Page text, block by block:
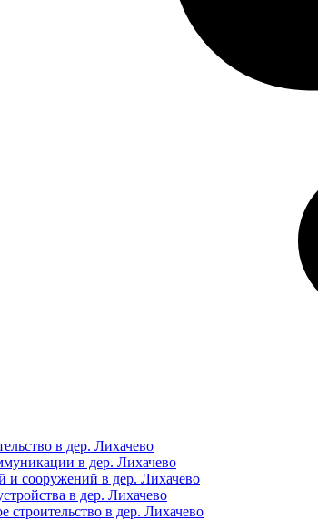
в дер. Лихачево
в дер. Лихачево
и сооружений в дер. Лихачево
в дер. Лихачево
строительство в дер. Лихачево